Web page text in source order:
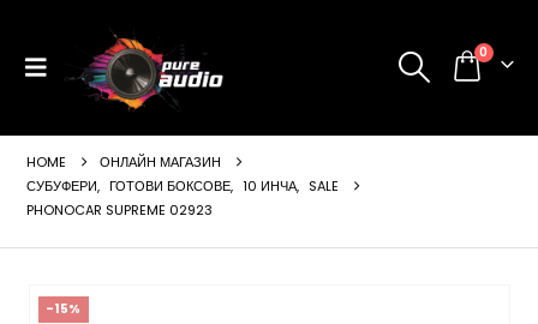
0
HOME
ОНЛАЙН МАГАЗИН
СУБУФЕРИ, ГОТОВИ БОКСОВЕ, 10 ИНЧА, SALE
PHONOCAR SUPREME 02923
-15%